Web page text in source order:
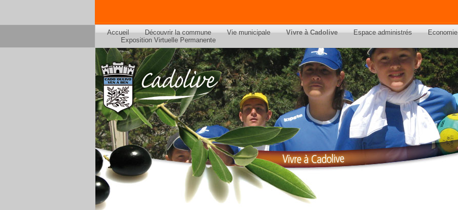
Accueil Découvrir la commune Vie municipale Vivre à Cadolive Espace administrés Economie
Exposition Virtuelle Permanente